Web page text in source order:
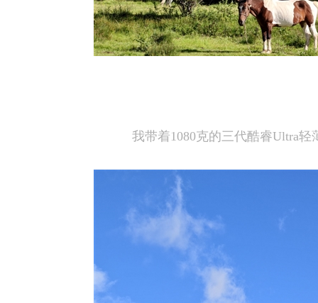
我带着1080克的三代酷睿Ultra